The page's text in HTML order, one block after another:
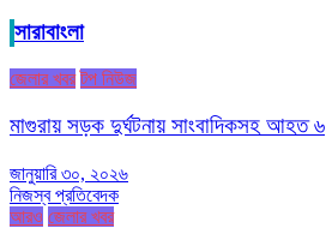
সারাবাংলা
জেলার খবর টপ নিউজ
মাগুরায় সড়ক দুর্ঘটনায় সাংবাদিকসহ আহত ৬
জানুয়ারি ৩০, ২০২৬
নিজস্ব প্রতিবেদক
আরও জেলার খবর